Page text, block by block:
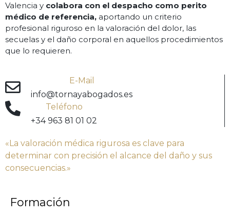
Valencia y colabora con el despacho como perito
médico de referencia, aportando un criterio
profesional riguroso en la valoración del dolor, las
secuelas y el daño corporal en aquellos procedimientos
que lo requieren.
E-Mail
info@tornayabogados.es
Teléfono
+34 963 81 01 02
«La valoración médica rigurosa es clave para
determinar con precisión el alcance del daño y sus
consecuencias.»
Formación